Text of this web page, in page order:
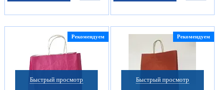
Быстрый просмотр
Рекомендуем
Быстрый просмотр
Рекомендуем